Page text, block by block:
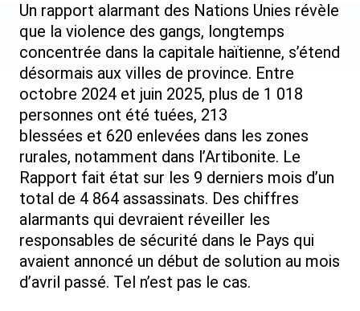
Un rapport alarmant des Nations Unies révèle
que la violence des gangs, longtemps
concentrée dans la capitale haïtienne, s’étend
désormais aux villes de province. Entre
octobre 2024 et juin 2025, plus de 1 018
personnes ont été tuées, 213
blessées et 620 enlevées dans les zones
rurales, notamment dans l’Artibonite. Le
Rapport fait état sur les 9 derniers mois d’un
total de 4 864 assassinats. Des chiffres
alarmants qui devraient réveiller les
responsables de sécurité dans le Pays qui
avaient annoncé un début de solution au mois
d’avril passé. Tel n’est pas le cas.